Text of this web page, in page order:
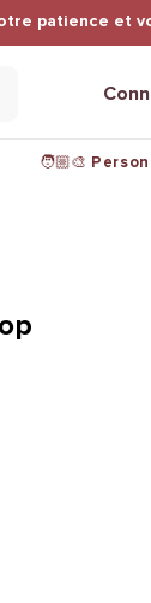
patience et
🧑🏼‍🎨